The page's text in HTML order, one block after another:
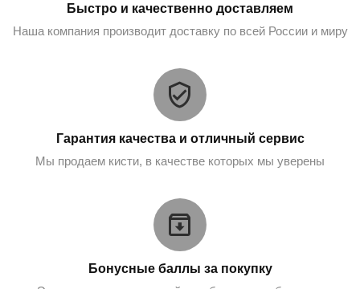
Быстро и качественно доставляем
Наша компания производит доставку по всей России и миру
Гарантия качества и отличный сервис
Мы продаем кисти, в качестве которых мы уверены
Бонусные баллы за покупку